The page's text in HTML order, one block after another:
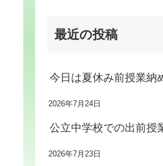
最近の投稿
今日は夏休み前授業納
2026年7月24日
公立中学校での出前授
2026年7月23日